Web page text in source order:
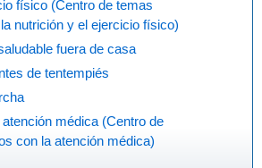
físico (Centro de temas
nutrición y el ejercicio físico)
fuera de casa
de tentempiés
médica (Centro de
con la atención médica)